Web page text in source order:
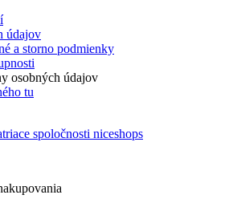
údajov
a storno podmienky
osobných údajov
tu
spoločnosti niceshops